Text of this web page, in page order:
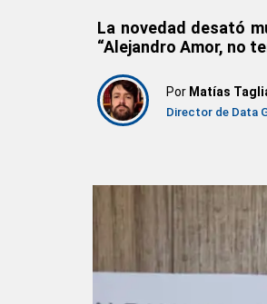
La novedad desató
“Alejandro Amor, no
Por Matías
Director de Data